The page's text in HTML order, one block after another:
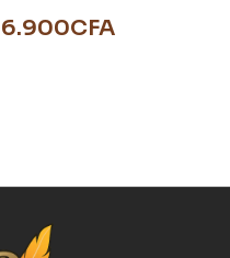
6.900CFA